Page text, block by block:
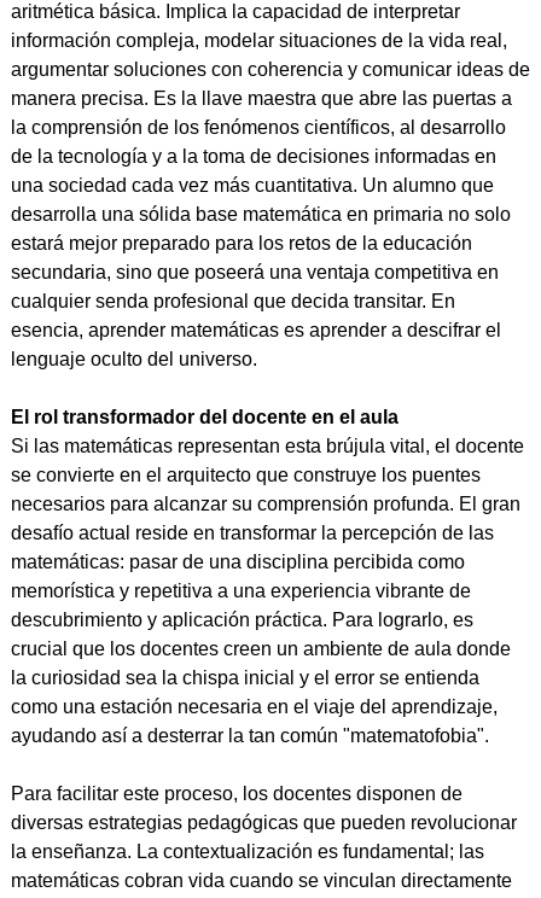
aritmética básica. Implica la capacidad de interpretar
información compleja, modelar situaciones de la vida real,
argumentar soluciones con coherencia y comunicar ideas de
manera precisa. Es la llave maestra que abre las puertas a
la comprensión de los fenómenos científicos, al desarrollo
de la tecnología y a la toma de decisiones informadas en
una sociedad cada vez más cuantitativa. Un alumno que
desarrolla una sólida base matemática en primaria no solo
estará mejor preparado para los retos de la educación
secundaria, sino que poseerá una ventaja competitiva en
cualquier senda profesional que decida transitar. En
esencia, aprender matemáticas es aprender a descifrar el
lenguaje oculto del universo.
El rol transformador del docente en el aula
Si las matemáticas representan esta brújula vital, el docente
se convierte en el arquitecto que construye los puentes
necesarios para alcanzar su comprensión profunda. El gran
desafío actual reside en transformar la percepción de las
matemáticas: pasar de una disciplina percibida como
memorística y repetitiva a una experiencia vibrante de
descubrimiento y aplicación práctica. Para lograrlo, es
crucial que los docentes creen un ambiente de aula donde
la curiosidad sea la chispa inicial y el error se entienda
como una estación necesaria en el viaje del aprendizaje,
ayudando así a desterrar la tan común "matematofobia".
Para facilitar este proceso, los docentes disponen de
diversas estrategias pedagógicas que pueden revolucionar
la enseñanza. La contextualización es fundamental; las
matemáticas cobran vida cuando se vinculan directamente